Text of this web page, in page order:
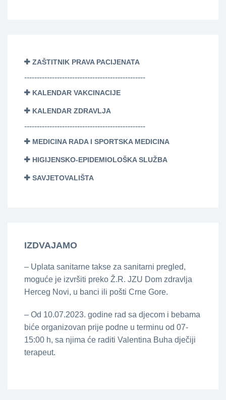
ZAŠTITNIK PRAVA PACIJENATA
------------------------------------------------
KALENDAR VAKCINACIJE
KALENDAR ZDRAVLJA
------------------------------------------------
MEDICINA RADA I SPORTSKA MEDICINA
HIGIJENSKO-EPIDEMIOLOŠKA SLUŽBA
SAVJETOVALIŠTA
IZDVAJAMO
– Uplata sanitarne takse za sanitarni pregled,
moguće je izvršiti preko Ž.R. JZU Dom zdravlja
Herceg Novi, u banci ili pošti Crne Gore.
– Od 10.07.2023. godine rad sa djecom i bebama
biće organizovan prije podne u terminu od 07-
15:00 h, sa njima će raditi Valentina Buha dječiji
terapeut.